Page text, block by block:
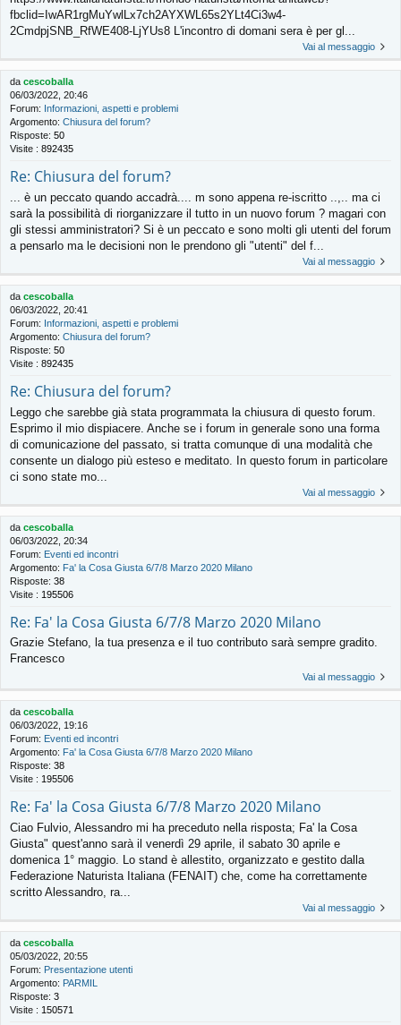
fbclid=IwAR1rgMuYwlLx7ch2AYXWL65s2YLt4Ci3w4-
2CmdpjSNB_RfWE408-LjYUs8 L'incontro di domani sera è per gl...
Vai al messaggio
da cescoballa
06/03/2022, 20:46
Forum: Informazioni, aspetti e problemi
Argomento: Chiusura del forum?
Risposte: 50
Visite : 892435
Re: Chiusura del forum?
... è un peccato quando accadrà.... m sono appena re-iscritto ..,.. ma ci
sarà la possibilità di riorganizzare il tutto in un nuovo forum ? magari con
gli stessi amministratori? Si è un peccato e sono molti gli utenti del forum
a pensarlo ma le decisioni non le prendono gli "utenti" del f...
Vai al messaggio
da cescoballa
06/03/2022, 20:41
Forum: Informazioni, aspetti e problemi
Argomento: Chiusura del forum?
Risposte: 50
Visite : 892435
Re: Chiusura del forum?
Leggo che sarebbe già stata programmata la chiusura di questo forum.
Esprimo il mio dispiacere. Anche se i forum in generale sono una forma
di comunicazione del passato, si tratta comunque di una modalità che
consente un dialogo più esteso e meditato. In questo forum in particolare
ci sono state mo...
Vai al messaggio
da cescoballa
06/03/2022, 20:34
Forum: Eventi ed incontri
Argomento: Fa' la Cosa Giusta 6/7/8 Marzo 2020 Milano
Risposte: 38
Visite : 195506
Re: Fa' la Cosa Giusta 6/7/8 Marzo 2020 Milano
Grazie Stefano, la tua presenza e il tuo contributo sarà sempre gradito.
Francesco
Vai al messaggio
da cescoballa
06/03/2022, 19:16
Forum: Eventi ed incontri
Argomento: Fa' la Cosa Giusta 6/7/8 Marzo 2020 Milano
Risposte: 38
Visite : 195506
Re: Fa' la Cosa Giusta 6/7/8 Marzo 2020 Milano
Ciao Fulvio, Alessandro mi ha preceduto nella risposta; Fa' la Cosa
Giusta" quest'anno sarà il venerdì 29 aprile, il sabato 30 aprile e
domenica 1° maggio. Lo stand è allestito, organizzato e gestito dalla
Federazione Naturista Italiana (FENAIT) che, come ha correttamente
scritto Alessandro, ra...
Vai al messaggio
da cescoballa
05/03/2022, 20:55
Forum: Presentazione utenti
Argomento: PARMIL
Risposte: 3
Visite : 150571